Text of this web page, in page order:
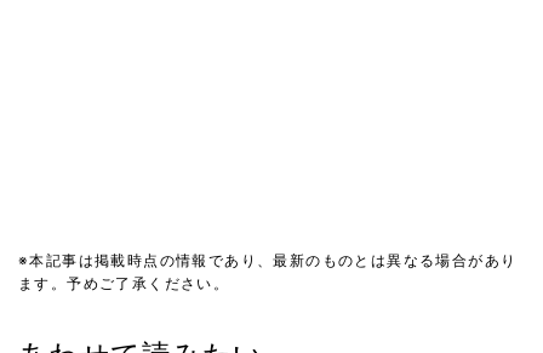
※本記事は掲載時点の情報であり、最新のものとは異なる場合があり
ます。予めご了承ください。